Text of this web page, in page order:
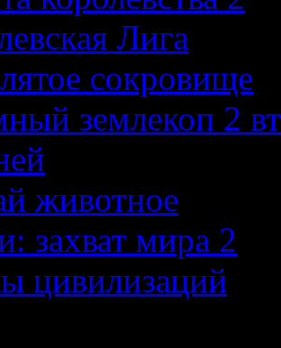
Лига
сокровище
землекоп 2
животное
захват мира 2
цивилизаций